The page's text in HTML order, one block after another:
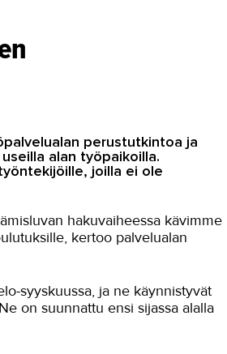
perustutkintoa ja
alan työpaikoilla.
joilla ei ole
hakuvaiheessa kävimme
kertoo palvelualan
syyskuussa, ja ne käynnistyvät
on suunnattu ensi sijassa alalla